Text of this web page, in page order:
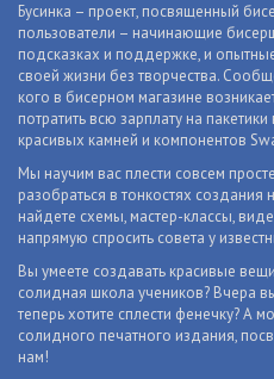
Бусинка – проект, посвященный
пользователи – начинающие
подсказках и поддержке, и
своей жизни без творчества.
кого в бисерном магазине
потратить всю зарплату на
красивых камней и компонентов
Мы научим вас плести совсем
разобраться в тонкостях
найдете схемы, мастер-классы,
напрямую спросить совета у
Вы умеете создавать красивые
солидная школа учеников? Вчера
теперь хотите сплести фенечку? А
солидного печатного издания,
нам!